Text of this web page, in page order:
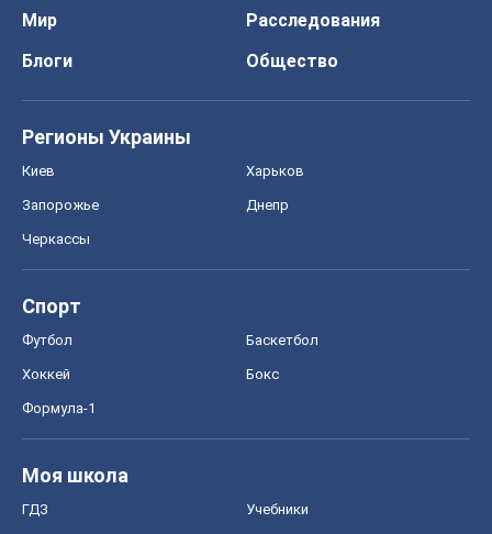
Мир
Расследования
Блоги
Общество
Регионы Украины
Киев Харьков
Запорожье Днепр
Черкассы
Спорт
Футбол Баскетбол
Хоккей Бокс
Формула-1
Моя школа
ГДЗ Учебники